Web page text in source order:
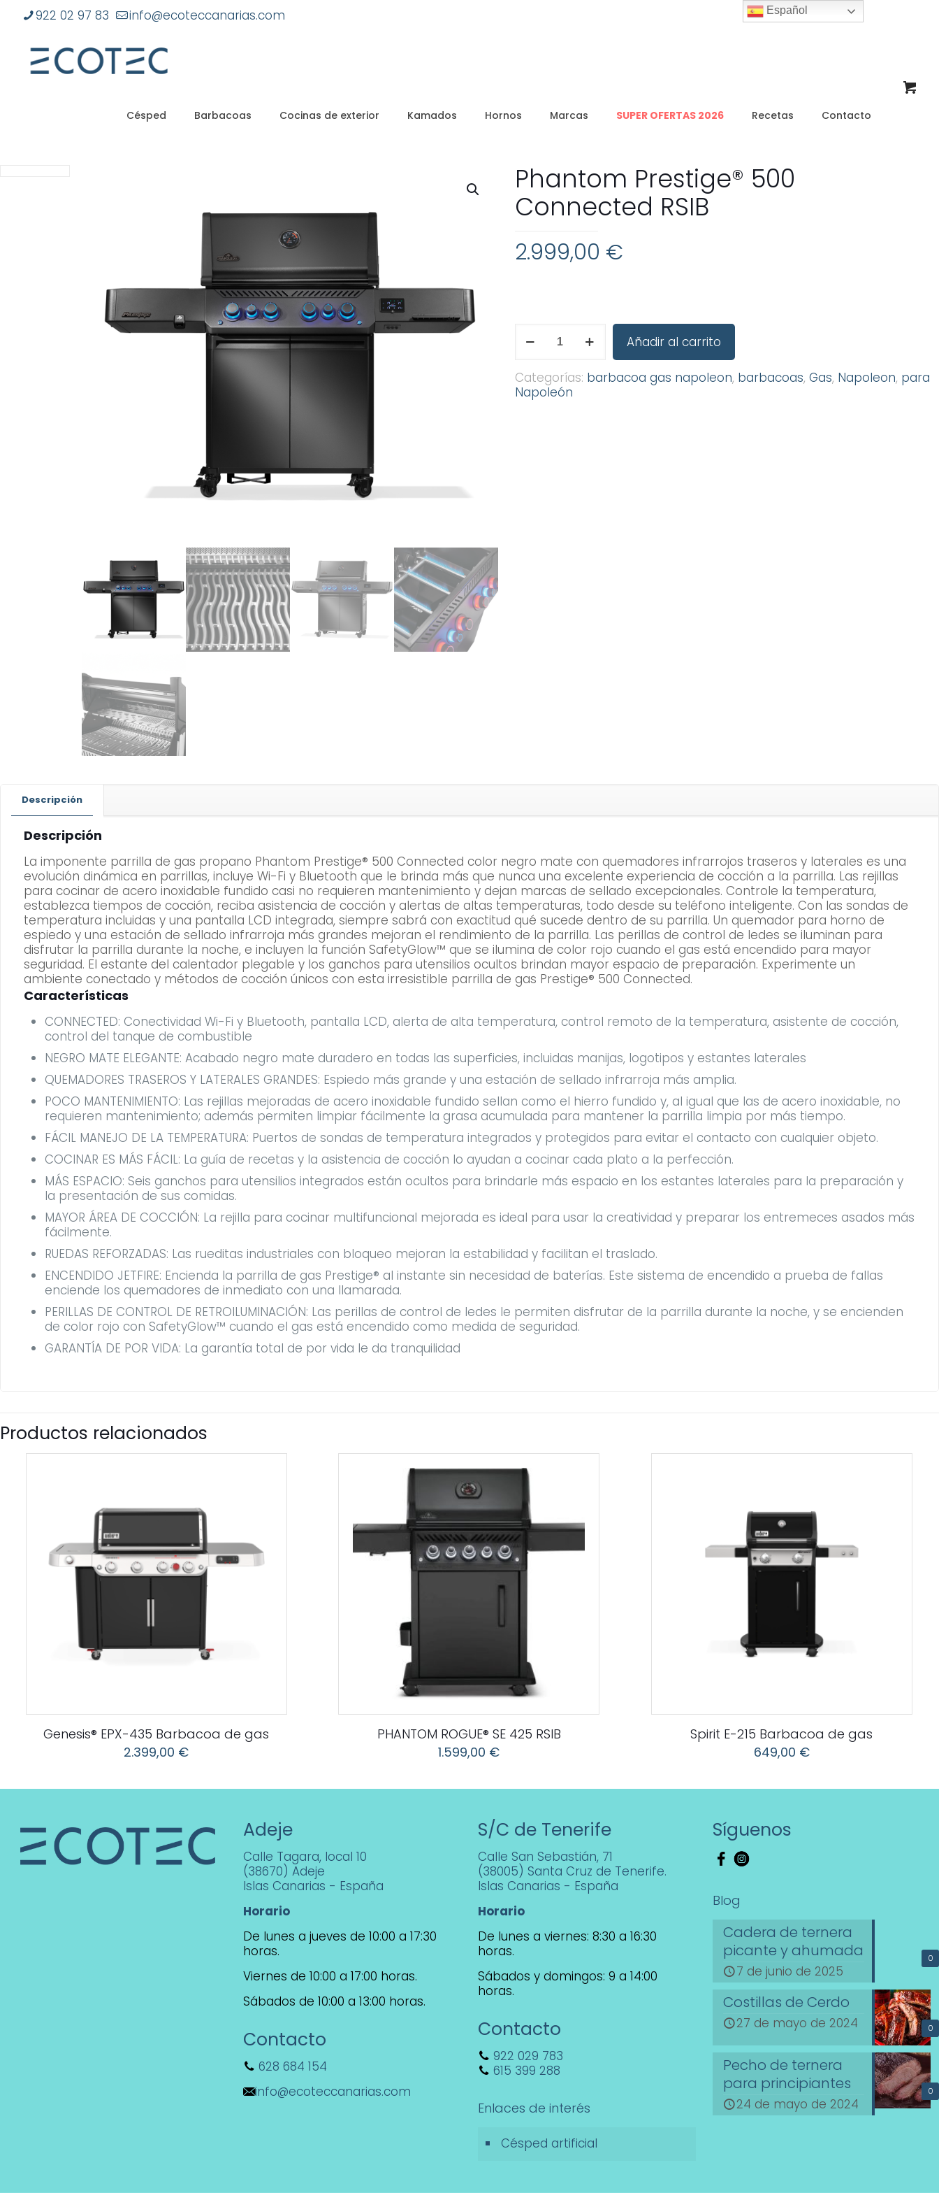
922 02 97 83 info@ecoteccanarias.com
Césped Barbacoas Cocinas de exterior Kamados Hornos Marcas SUPER OFERTAS 2026 Recetas Contacto
Phantom Prestige® 500
Connected RSIB
2.999,00 €
Prestige®
Connected
RSIB
cantidad
Añadir al carrito
Categorías: barbacoa gas napoleon, barbacoas, Gas, Napoleon, para
Napoleón
Descripción
Descripción
La imponente parrilla de gas propano Phantom Prestige® 500 Connected color negro mate con quemadores infrarrojos traseros y laterales es una
evolución dinámica en parrillas, incluye Wi-Fi y Bluetooth que le brinda más que nunca una excelente experiencia de cocción a la parrilla. Las rejillas
para cocinar de acero inoxidable fundido casi no requieren mantenimiento y dejan marcas de sellado excepcionales. Controle la temperatura,
establezca tiempos de cocción, reciba asistencia de cocción y alertas de altas temperaturas, todo desde su teléfono inteligente. Con las sondas de
temperatura incluidas y una pantalla LCD integrada, siempre sabrá con exactitud qué sucede dentro de su parrilla. Un quemador para horno de
espiedo y una estación de sellado infrarroja más grandes mejoran el rendimiento de la parrilla. Las perillas de control de ledes se iluminan para
disfrutar la parrilla durante la noche, e incluyen la función SafetyGlow™ que se ilumina de color rojo cuando el gas está encendido para mayor
seguridad. El estante del calentador plegable y los ganchos para utensilios ocultos brindan mayor espacio de preparación. Experimente un
ambiente conectado y métodos de cocción únicos con esta irresistible parrilla de gas Prestige® 500 Connected.
Características
CONNECTED: Conectividad Wi-Fi y Bluetooth, pantalla LCD, alerta de alta temperatura, control remoto de la temperatura, asistente de cocción,
control del tanque de combustible
NEGRO MATE ELEGANTE: Acabado negro mate duradero en todas las superficies, incluidas manijas, logotipos y estantes laterales
QUEMADORES TRASEROS Y LATERALES GRANDES: Espiedo más grande y una estación de sellado infrarroja más amplia.
POCO MANTENIMIENTO: Las rejillas mejoradas de acero inoxidable fundido sellan como el hierro fundido y, al igual que las de acero inoxidable, no
requieren mantenimiento; además permiten limpiar fácilmente la grasa acumulada para mantener la parrilla limpia por más tiempo.
FÁCIL MANEJO DE LA TEMPERATURA: Puertos de sondas de temperatura integrados y protegidos para evitar el contacto con cualquier objeto.
COCINAR ES MÁS FÁCIL: La guía de recetas y la asistencia de cocción lo ayudan a cocinar cada plato a la perfección.
MÁS ESPACIO: Seis ganchos para utensilios integrados están ocultos para brindarle más espacio en los estantes laterales para la preparación y
la presentación de sus comidas.
MAYOR ÁREA DE COCCIÓN: La rejilla para cocinar multifuncional mejorada es ideal para usar la creatividad y preparar los entremeces asados más
fácilmente.
RUEDAS REFORZADAS: Las rueditas industriales con bloqueo mejoran la estabilidad y facilitan el traslado.
ENCENDIDO JETFIRE: Encienda la parrilla de gas Prestige® al instante sin necesidad de baterías. Este sistema de encendido a prueba de fallas
enciende los quemadores de inmediato con una llamarada.
PERILLAS DE CONTROL DE RETROILUMINACIÓN: Las perillas de control de ledes le permiten disfrutar de la parrilla durante la noche, y se encienden
de color rojo con SafetyGlow™ cuando el gas está encendido como medida de seguridad.
GARANTÍA DE POR VIDA: La garantía total de por vida le da tranquilidad
Productos relacionados
Genesis® EPX-435 Barbacoa de gas
2.399,00 €
PHANTOM ROGUE® SE 425 RSIB
1.599,00 €
Spirit E-215 Barbacoa de gas
649,00 €
Adeje
Calle Tagara, local 10
(38670) Adeje
Islas Canarias - España
Horario
De lunes a jueves de 10:00 a 17:30
horas.
Viernes de 10:00 a 17:00 horas.
Sábados de 10:00 a 13:00 horas.
Contacto
628 684 154
info@ecoteccanarias.com
S/C de Tenerife
Calle San Sebastián, 71
(38005) Santa Cruz de Tenerife.
Islas Canarias - España
Horario
De lunes a viernes: 8:30 a 16:30
horas.
Sábados y domingos: 9 a 14:00
horas.
Contacto
922 029 783
615 399 288
Enlaces de interés
Césped artificial
Síguenos
Blog
0
Cadera de ternera
picante y ahumada
7 de junio de 2025
0
Costillas de Cerdo
27 de mayo de 2024
0
Pecho de ternera
para principiantes
24 de mayo de 2024
Español